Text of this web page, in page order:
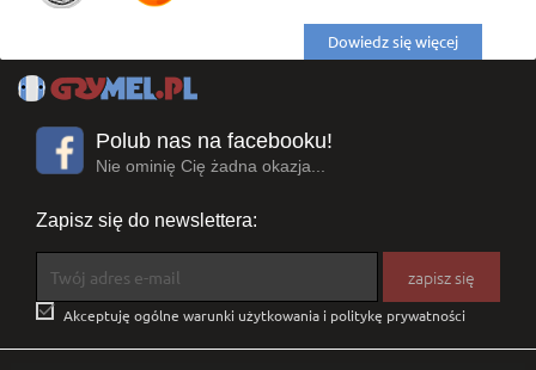
Dowiedz się więcej
Polub nas na facebooku!
Nie ominię Cię żadna okazja...
Zapisz się do newslettera:
 Akceptuję ogólne warunki użytkowania i politykę prywatności